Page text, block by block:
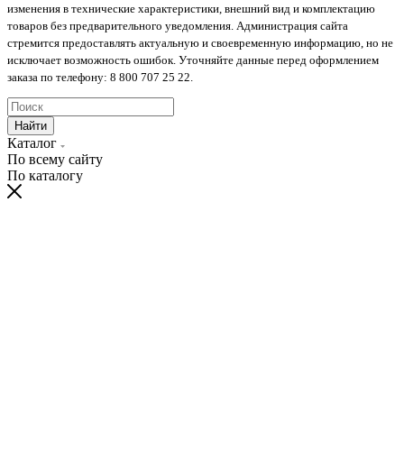
изменения в технические характеристики, внешний вид и комплектацию
товаров без предварительного уведомления. Администрация сайта
стремится предоставлять актуальную и своевременную информацию, но не
исключает возможность ошибок. Уточняйте данные перед оформлением
заказа по телефону: 8 800 707 25 22.
Найти
Каталог
По всему сайту
По каталогу